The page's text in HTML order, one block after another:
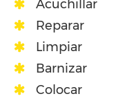
Acuchillar
Reparar
Limpiar
Barnizar
Colocar